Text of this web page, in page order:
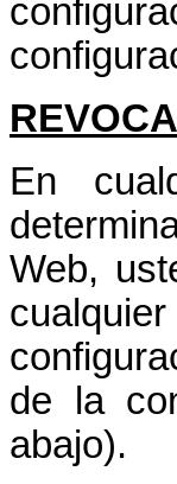
En
Web,
de la
abajo).